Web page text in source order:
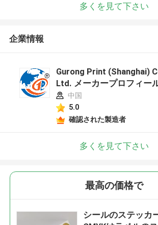
多くを見て下さい
企業情報
Gurong Print (Shanghai)
Ltd. メーカープロフィー
中国
5.0
確認された製造者
多くを見て下さい
最高の価格で
シールのステッカ